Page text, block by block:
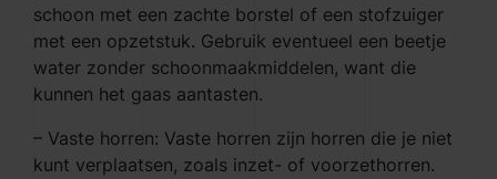
schoon met een zachte borstel of een stofzuiger
met een opzetstuk. Gebruik eventueel een beetje
water zonder schoonmaakmiddelen, want die
kunnen het gaas aantasten.
– Vaste horren: Vaste horren zijn horren die je niet
kunt verplaatsen, zoals inzet- of voorzethorren.